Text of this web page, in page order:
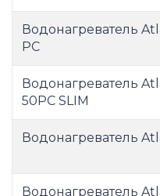
Водонагреватель
PC
Водонагреватель
50PC SLIM
Водонагреватель
Водонагреватель